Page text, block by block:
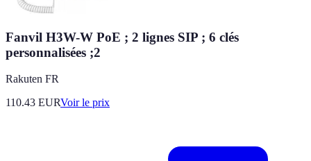
Fanvil H3W-W PoE ; 2 lignes SIP ; 6 clés
personnalisées ;2
Rakuten FR
110.43 EURVoir le prix